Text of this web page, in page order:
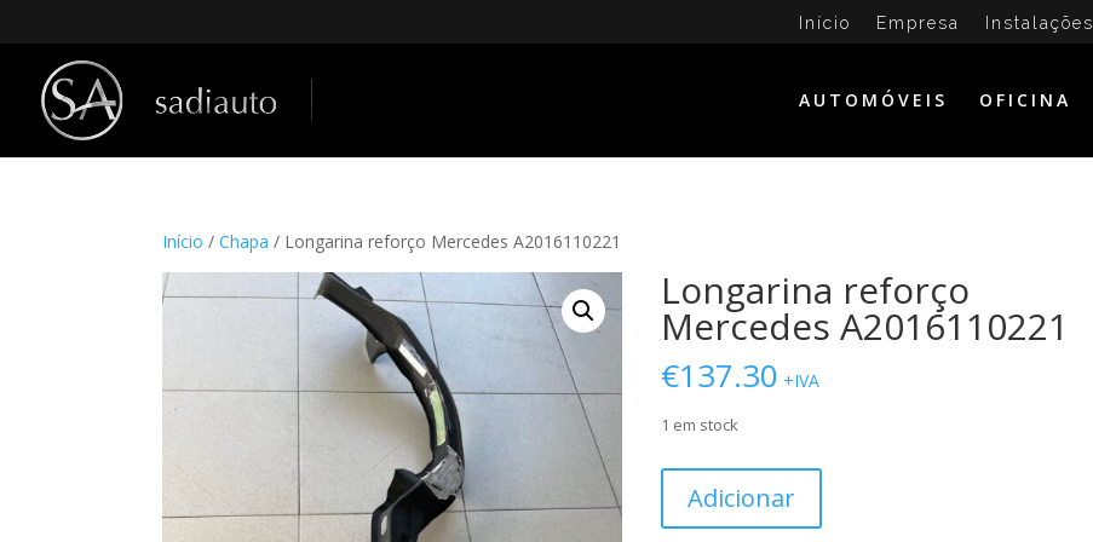
Início Empresa Instalações
AUTOMÓVEIS OFICINA
Início /Chapa / Longarina reforço Mercedes A2016110221
Longarina reforço
Mercedes A2016110221
€137.30 +IVA
1 em stock
Longarina
Adicionar